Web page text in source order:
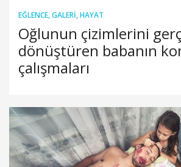
EĞLENCE,GALERI,HAYAT
Oğlunun çizimlerini
dönüştüren babanın
çalışmaları